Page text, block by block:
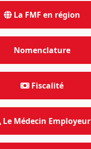
La FMF en région
Nomenclature
Fiscalité
Le Médecin Employeur